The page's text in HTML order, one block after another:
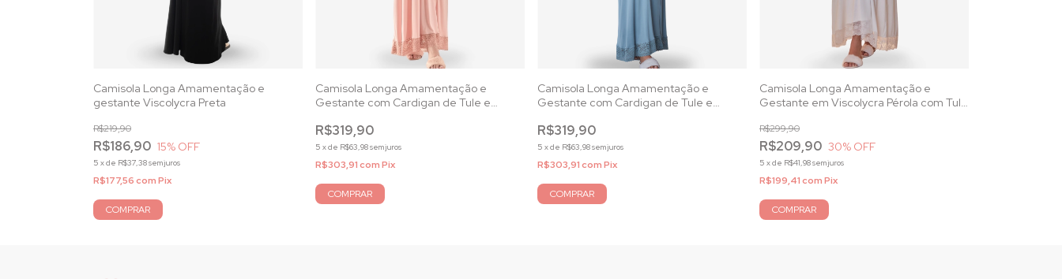
Camisola Longa Amamentação e
gestante Viscolycra Preta
R$186,90
R$219,90
15% OFF
5 xde R$37,38sem juros
R$177,56comPix
COMPRAR
Camisola Longa Amamentação e
Gestante com Cardigan de Tule e
R$319,90
5 xde R$63,98sem juros
R$303,91comPix
COMPRAR
Camisola Longa Amamentação e
Gestante com Cardigan de Tule e
R$319,90
5 xde R$63,98sem juros
R$303,91comPix
COMPRAR
Camisola Longa Amamentação e
Gestante em Viscolycra Pérola com Tule
R$209,90
R$299,90
30% OFF
5 xde R$41,98sem juros
R$199,41comPix
COMPRAR